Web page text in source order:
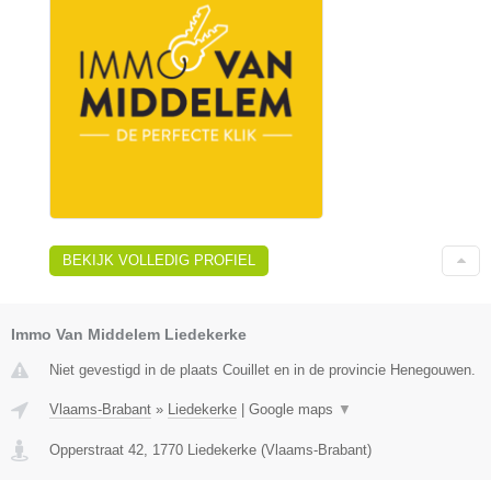
BEKIJK VOLLEDIG PROFIEL
Immo Van Middelem Liedekerke
Niet gevestigd in de plaats Couillet en in de provincie Henegouwen.
Vlaams-Brabant » Liedekerke Google maps ▼
Opperstraat 42 1770 Liedekerke (Vlaams-Brabant)